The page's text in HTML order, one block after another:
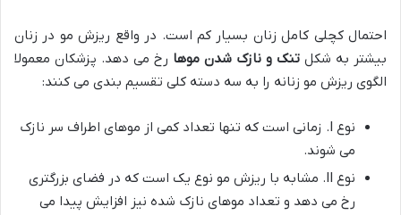
احتمال کچلی کامل زنان بسیار کم است. در واقع ریزش مو در زنان
بیشتر به شکل تنک و نازک شدن موها رخ می دهد. پزشکان معمولا
الگوی ریزش مو زنانه را به سه دسته کلی تقسیم بندی می کنند:
نوع I. زمانی است که تنها تعداد کمی از موهای اطراف سر نازک
می شوند.
نوع II. مشابه با ریزش مو نوع یک است که در فضای بزرگتری
رخ می دهد و تعداد موهای نازک شده نیز افزایش پیدا می